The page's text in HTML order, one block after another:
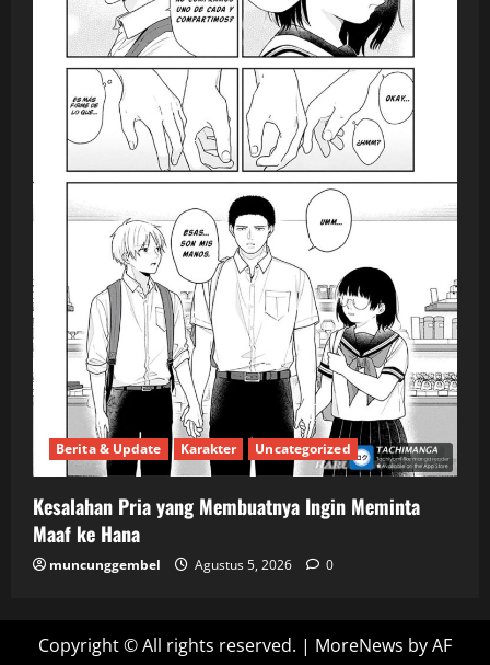
Berita & Update Karakter Uncategorized
Kesalahan Pria yang Membuatnya Ingin Meminta
Maaf ke Hana
muncunggembel Agustus 5, 2026 0
Copyright © All rights reserved. | MoreNews by AF